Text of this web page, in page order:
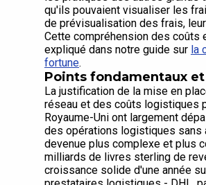
qu'ils pouvaient visualiser les
de prévisualisation des frais,
Cette compréhension des
expliqué dans notre guide sur la
fortune.
Points fondamentaux
La justification de la mise en
réseau et des coûts logistiques
Royaume-Uni ont largement
des opérations logistiques
devenue plus complexe et plus
milliards de livres sterling de
croissance solide d'une année